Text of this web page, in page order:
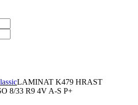
LAMINAT K479 HRAST
8/33 R9 4V A-S P+